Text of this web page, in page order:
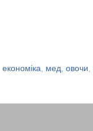
економіка, мед, овочи,